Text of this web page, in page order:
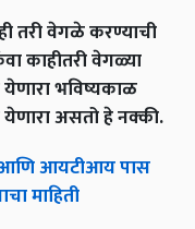
तरी वेगळे करण्याची
काहीतरी वेगळ्या
येणारा भविष्यकाळ
येणारा असतो हे नक्की.
आयटीआयपास
माहिती